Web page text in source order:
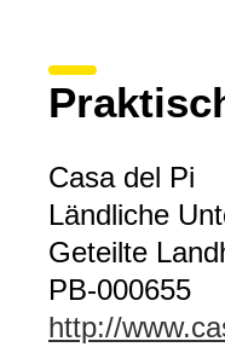
Casa del Pi
Ländliche
Geteilte
PB-000655
http://